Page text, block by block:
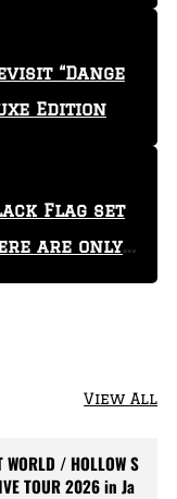
“Dange
Edition
Flag set
are only
View All
WORLD / HOLLOW S
TOUR 2026 in Ja